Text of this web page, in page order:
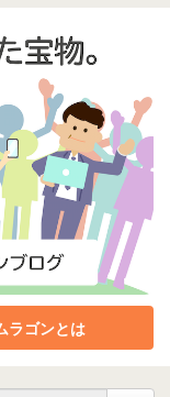
ラゴンとは